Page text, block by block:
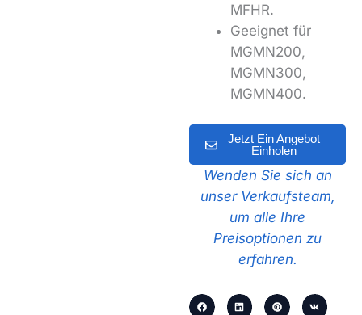
MFHR.
Geeignet für
MGMN200,
MGMN300,
MGMN400.
Jetzt Ein Angebot
Einholen
Wenden Sie sich an
unser Verkaufsteam,
um alle Ihre
Preisoptionen zu
erfahren.